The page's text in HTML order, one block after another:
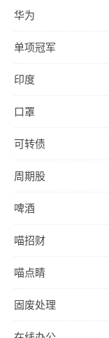
华为
单项冠军
印度
口罩
可转债
周期股
啤酒
喵招财
喵点睛
固废处理